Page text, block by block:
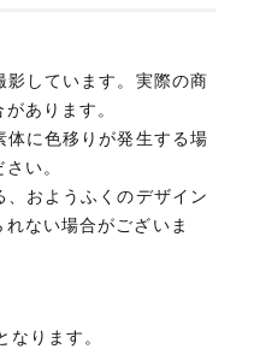
しています。実際の商
あります。
に色移りが発生する場
い。
おようふくのデザイン
ない場合がございま
ります。